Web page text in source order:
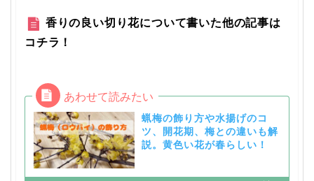
香りの良い切り花について書いた他の記事は
コチラ！
蝋梅の飾り方や水揚げのコ
ツ、開花期、梅との違いも解
説。黄色い花が春らしい！